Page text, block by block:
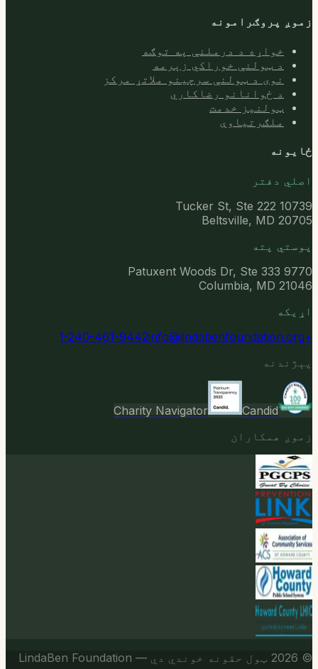
زموږ پروګرامونه
خواړه د درملنې په توګه
د ټولنې خوراکي زېرمه
نوی د ټولنې سرچینو ملاتړ مرکز
د ځوانانو رضاکاري
ټولنیز خدمت
ملګرتیاوې
ځایونه
اصلي دفتر
10739 Tucker St, Ste 222
Beltsville, MD 20705
پوستي پته
9770 Patuxent Woods Dr, Ste 333
Columbia, MD 21046
اړیکه
+1-240-461-9442
info@lindabenfoundation.org
پېژندنه
Charity Navigator
Candid
زموږ همکاران
© 2026 ټول حقونه خوندي دي — LindaBen Foundation